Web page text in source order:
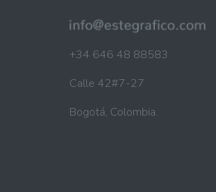
+34 646 48 88583
Calle 42#7-27
Bogotá, Colombia.